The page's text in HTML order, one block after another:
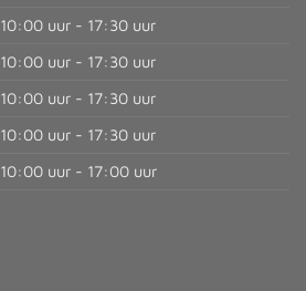
10:00 uur - 17:30 uur
10:00 uur - 17:30 uur
10:00 uur - 17:30 uur
10:00 uur - 17:30 uur
10:00 uur - 17:00 uur